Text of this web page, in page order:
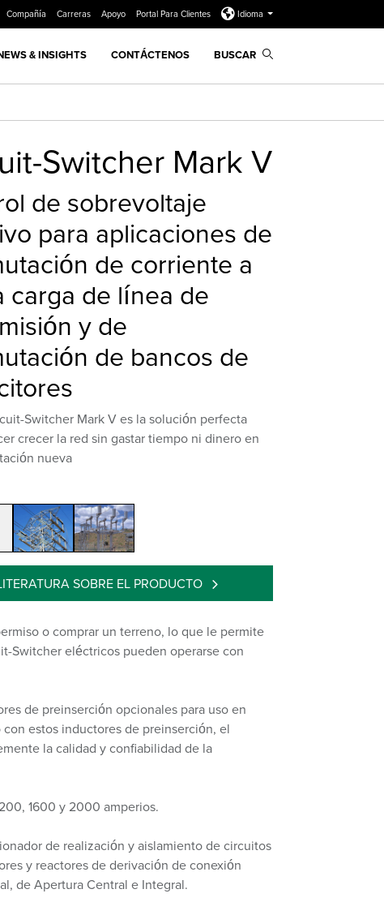
Compañía Carreras Apoyo Portal Para Clientes Idioma
& INSIGHTS CONTÁCTENOS BUSCAR
Switcher Mark V
de sobrevoltaje
para aplicaciones de
de corriente a
carga de línea de
y de
de bancos de
Switcher Mark V es la solución perfecta
crecer la red sin gastar tiempo ni dinero en
nueva
SOBRE EL PRODUCTO
o comprar un terreno, lo que le permite
Switcher eléctricos pueden operarse con
de preinserción opcionales para uso en
estos inductores de preinserción, el
la calidad y confiabilidad de la
1600 y 2000 amperios.
de realización y aislamiento de circuitos
y reactores de derivación de conexión
de Apertura Central e Integral.